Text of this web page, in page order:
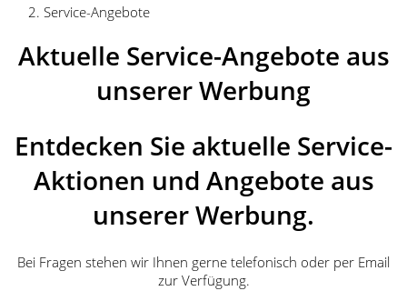
Service-Angebote
Aktuelle Service-Angebote aus
unserer Werbung
Entdecken Sie aktuelle Service-
Aktionen und Angebote aus
unserer Werbung.
Bei Fragen stehen wir Ihnen gerne telefonisch oder per Email
zur Verfügung.